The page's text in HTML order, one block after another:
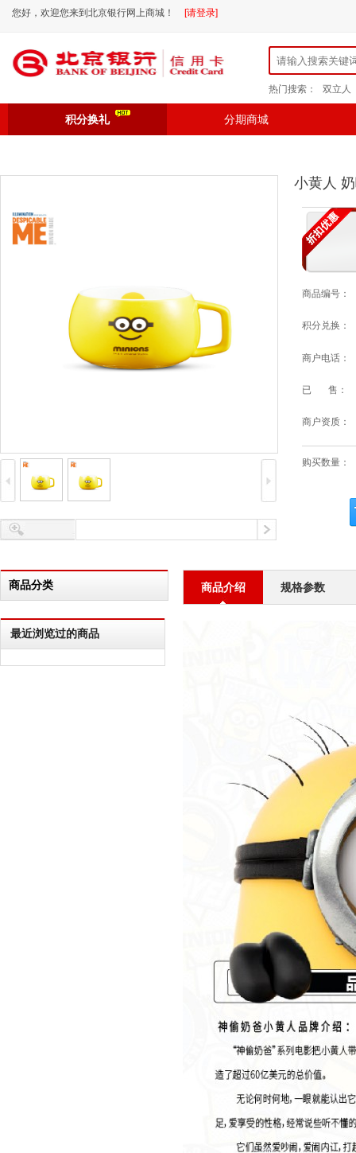
您好，欢迎您来到北京银行网上商城！ [请登录]
热门搜索： 双立人
积分换礼 分期商城
小黄人
商品编号：
积分兑换：
商户电话：
已 售：
商户资质：
购买数量：
商品分类
最近浏览过的商品
商品介绍 规格参数